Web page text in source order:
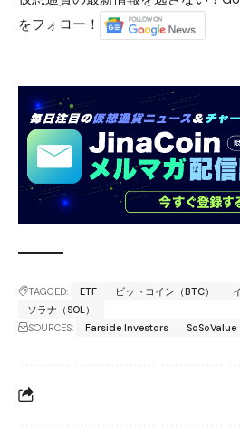
をフォロー！
TAGGED: ETF ビットコイン（BTC）
ソラナ（SOL）
SOURCES:
Farside Investors SoSoValue